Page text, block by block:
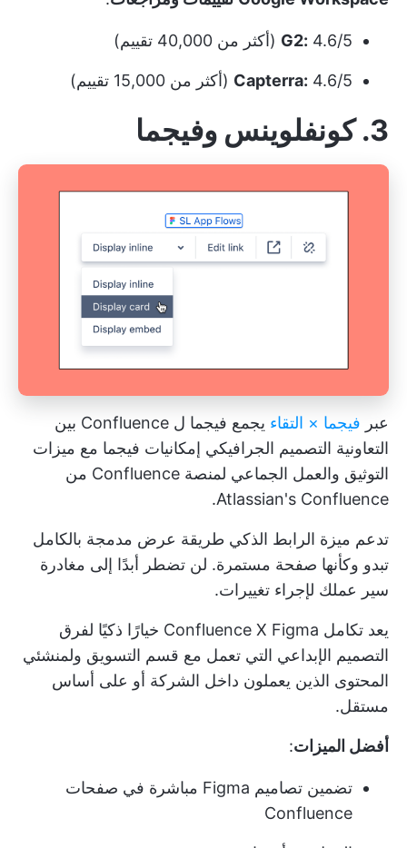
G2: 4.6/5 (أكثر من 40,000 تقييم)
Capterra: 4.6/5 (أكثر من 15,000 تقييم)
3. كونفلوينس وفيجما
عبر فيجما × التقاء
يجمع فيجما ل Confluence بين
التعاونية التصميم الجرافيكي إمكانيات فيجما مع ميزات
التوثيق والعمل الجماعي لمنصة Confluence من
Atlassian's Confluence.
تدعم ميزة الرابط الذكي طريقة عرض مدمجة بالكامل
تبدو وكأنها صفحة مستمرة. لن تضطر أبدًا إلى مغادرة
سير عملك لإجراء تغييرات.
يعد تكامل Confluence X Figma خيارًا ذكيًا لفرق
التصميم الإبداعي التي تعمل مع قسم التسويق ولمنشئي
المحتوى الذين يعملون داخل الشركة أو على أساس
مستقل.
أفضل الميزات:
تضمين تصاميم Figma مباشرة في صفحات
Confluence